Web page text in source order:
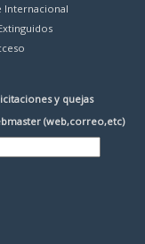
Internacional
y quejas
(web,correo,etc)